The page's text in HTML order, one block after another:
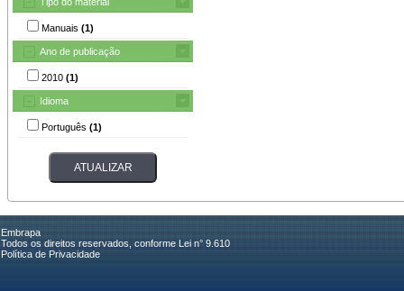
Manuais (1)
Ano de publicação
2010 (1)
Idioma
Português (1)
Embrapa
Todos os direitos reservados, conforme Lei n° 9.610
Política de Privacidade